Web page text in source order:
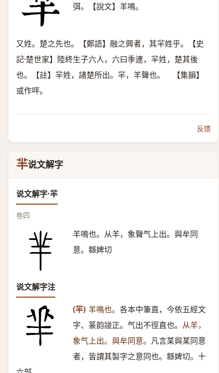
弭。【說文】羊鳴。
又姓。楚之先也。【鄭語】融之興者，其羋姓乎。【史
記·楚世家】陸終生子六人，六曰季連，羋姓，楚其後
也。【註】羋姓，諸楚所出。羋，羊聲也。 【集韻】
或作哶。
反馈
羋说文解字
说文解字·羋
卷四
羊鳴也。从羊，象聲气上出。與牟同
意。緜婢切
说文解字注
(羋) 羊鳴也。 各本中筆直，今依五經文
字、篆韵諩正。气出不徑直也。 从羊，
象气上出。與牟同意。 凡言某與某同意
者，皆謂其製字之意同也。緜婢切。十